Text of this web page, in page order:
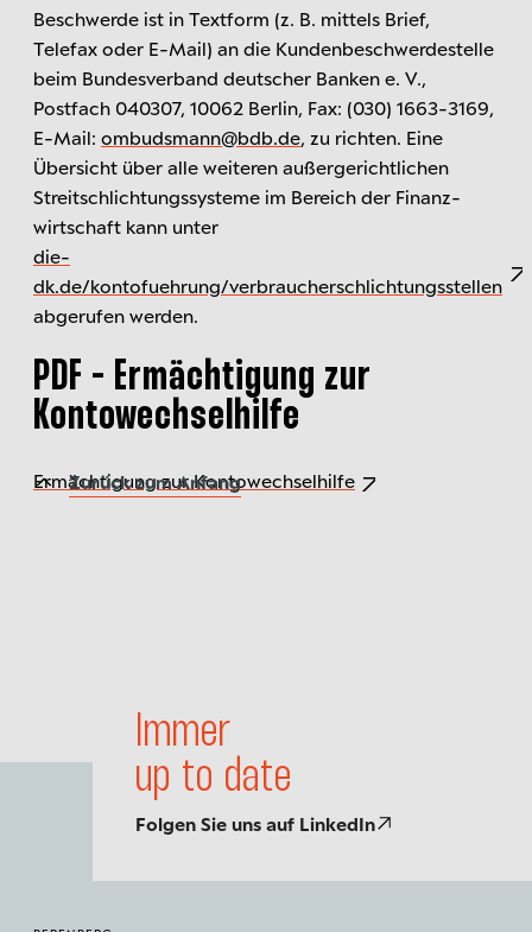
Beschwerde ist in Textform (z. B. mittels Brief,
Telefax oder E-Mail) an die Kunden­beschwerde­stelle
beim Bundes­verband deutscher Banken e. V.,
Postfach 040307, 10062 Berlin, Fax: (030) 1663-3169,
E-Mail: ombudsmann@bdb.de, zu richten. Eine
Übersicht über alle weiteren außergerichtlichen
Streit­schlichtungs­systeme im Bereich der Finanz­
wirtschaft kann unter
die-
dk.de/kontofuehrung/verbraucherschlichtungsstellen
abgerufen werden.
PDF - Ermächtigung zur
Kontowechselhilfe
Ermächtigung zur Kontowechselhilfe
Immer
up to date
Folgen Sie uns auf LinkedIn
Zurück zum Anfang